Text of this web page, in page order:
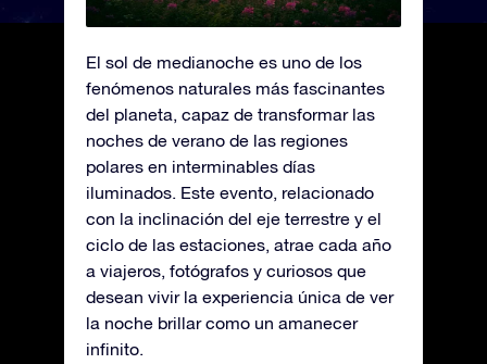
El sol de medianoche es uno de los
fenómenos naturales más fascinantes
del planeta, capaz de transformar las
noches de verano de las regiones
polares en interminables días
iluminados. Este evento, relacionado
con la inclinación del eje terrestre y el
ciclo de las estaciones, atrae cada año
a viajeros, fotógrafos y curiosos que
desean vivir la experiencia única de ver
la noche brillar como un amanecer
infinito.